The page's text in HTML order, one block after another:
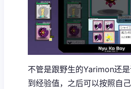
不管是跟野生的Yarimon还
到经验值，之后可以按照自